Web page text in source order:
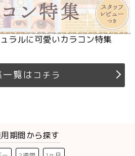
ラルに可愛いカラコン特集
一覧は コチラ
期間から探す